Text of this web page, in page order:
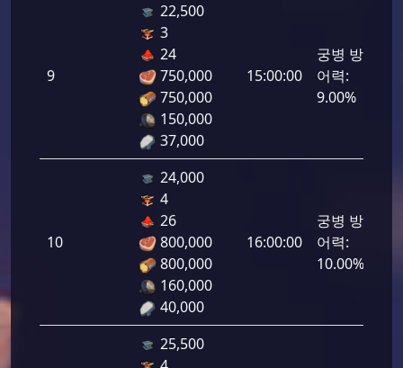
9
22,500
3
24
750,000
750,000
150,000
37,000
15:00:00
궁병 방
어력:
9.00%
10
24,000
4
26
800,000
800,000
160,000
40,000
16:00:00
궁병 방
어력:
10.00%
25,500